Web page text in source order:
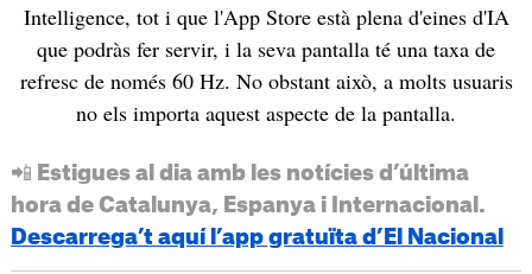
Intelligence, tot i que l'App Store està plena d'eines d'IA
que podràs fer servir, i la seva pantalla té una taxa de
refresc de només 60 Hz. No obstant això, a molts usuaris
no els importa aquest aspecte de la pantalla.
📲 Estigues al dia amb les notícies d’última
hora de Catalunya, Espanya i Internacional.
Descarrega’t aquí l’app gratuïta d’El Nacional